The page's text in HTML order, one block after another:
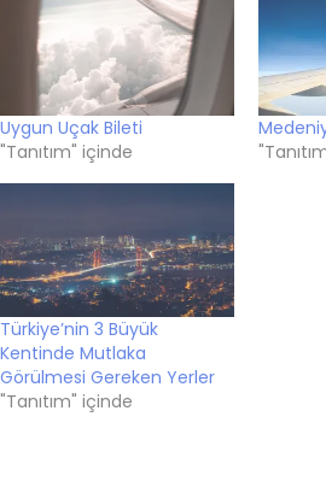
Uygun Uçak Bileti
"Tanıtım" içinde
Türkiye’nin 3 Büyük
Kentinde Mutlaka
Görülmesi Gereken Yerler
"Tanıtım" içinde